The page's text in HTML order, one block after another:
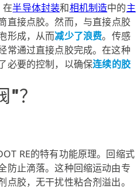
在半导体封装和相机制造中的主
直接点胶。然而，与直接点胶
形成，从而减少了浪费。传感
常通过直接点胶完成。在这种
必要的控制，以确保连续的胶
？
RE的特有功能原理。回缩式
防止滴落。这种回缩运动由专
胶，无干扰性粘合剂溢出。